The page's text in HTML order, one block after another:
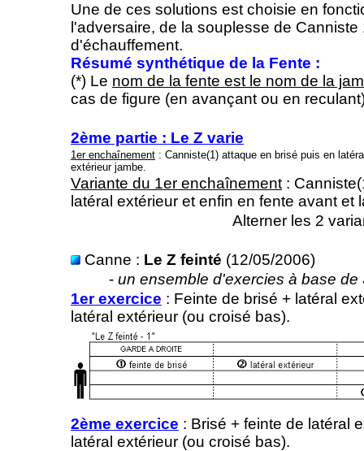
Une de ces solutions est choisie en
l'adversaire, de la souplesse de
d'échauffement.
Résumé synthétique de la Fente :
(*) Le nom de la fente est le nom de la
cas de figure (en avançant ou en
2ème partie : Le Z varie
1er enchaînement : Canniste(1) attaque en brisé puis en
extérieur jambe.
Variante du 1er enchaînement :
latéral extérieur et enfin en fente avant et
Alterner les 2
Canne : Le Z feinté (12/05/2006)
- un ensemble d'exercies à base
1er exercice : Feinte de brisé + latéral
latéral extérieur (ou croisé bas).
2ème exercice : Brisé + feinte de latéral
latéral extérieur (ou croisé bas).